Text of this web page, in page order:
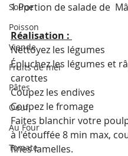
Soupe
Poisson
Viande
Fruits de mer
Pâtes
Oeuf
Au Four
Tomate
1 Portion de salade de
Réalisation :
Nettoyez les légumes
Épluchez les légumes et
carottes
Coupez les endives
Coupez le fromage
Faites blanchir votre
à l'étouffée 8 min max,
fines lamelles.